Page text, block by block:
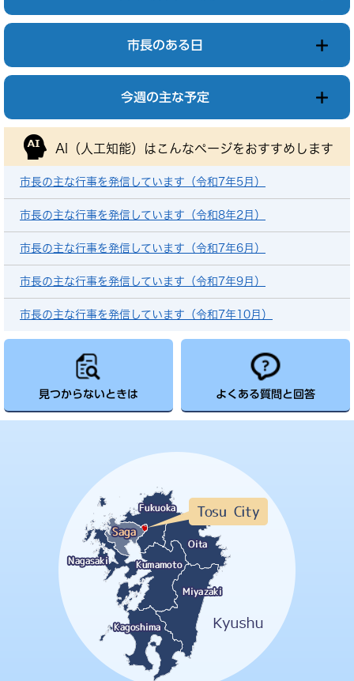
市長のある日
今週の主な予定
AI（人工知能）は こんなページをおすすめします
市長の主な行事を発信しています（令和7年5月）
市長の主な行事を発信しています（令和8年2月）
市長の主な行事を発信しています（令和7年6月）
市長の主な行事を発信しています（令和7年9月）
市長の主な行事を発信しています（令和7年10月）
見つからないときは よくある質問と回答